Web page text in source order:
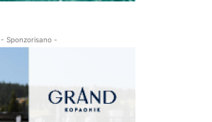
- Sponzorisano -